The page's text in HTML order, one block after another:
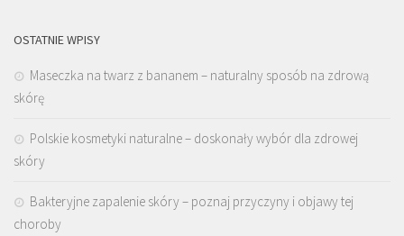
OSTATNIE WPISY
Maseczka na twarz z bananem – naturalny sposób na zdrową
skórę
Polskie kosmetyki naturalne – doskonały wybór dla zdrowej
skóry
Bakteryjne zapalenie skóry – poznaj przyczyny i objawy tej
choroby